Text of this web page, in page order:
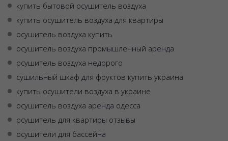
купить бытовой осушитель воздуха
купить осушитель воздуха для квартиры
осушитель воздуха купить
осушитель воздуха промышленный аренда
осушитель воздуха недорого
сушильный шкаф для фруктов купить украина
купить осушители воздуха в украине
осушитель воздуха аренда одесса
осушитель для квартиры отзывы
осушители для бассейна